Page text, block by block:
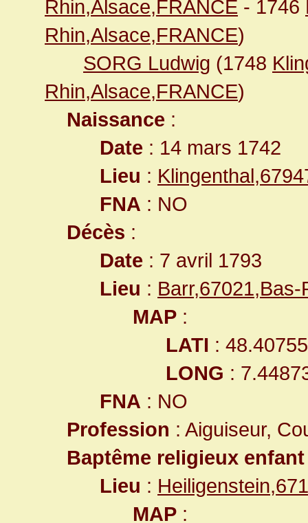
Rhin,Alsace,FRANCE - 1746
Rhin,Alsace,FRANCE)
SORG Ludwig (1748
Rhin,Alsace,FRANCE)
Naissance :
Date : 14 mars 1742
Lieu :
FNA : NO
Décès :
Date : 7 avril 1793
Lieu :
MAP :
LATI :
LONG :
FNA : NO
Profession : Aiguiseur,
Baptême religieux enfant
Lieu :
MAP :